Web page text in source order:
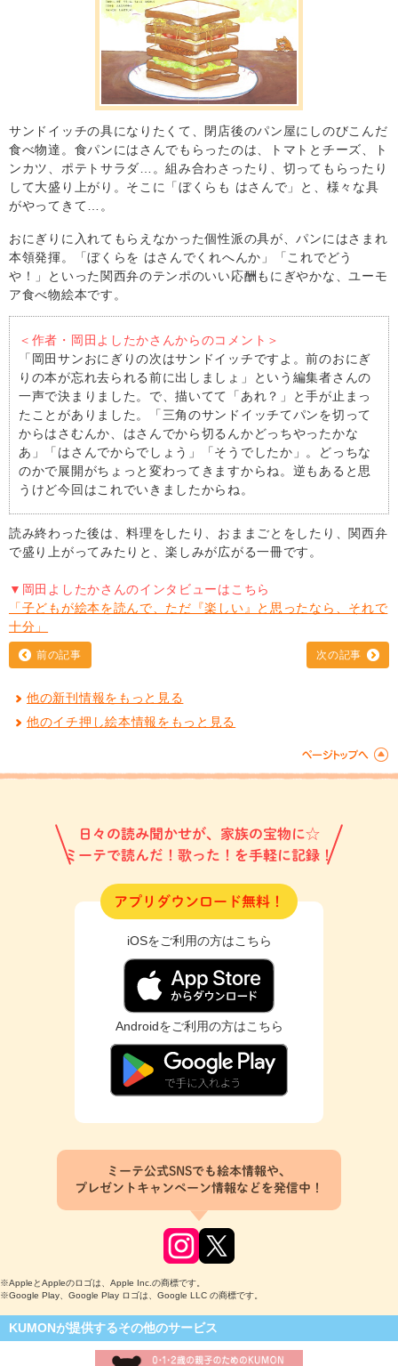
サンドイッチの具になりたくて、閉店後のパン屋にしのびこんだ
食べ物達。食パンにはさんでもらったのは、トマトとチーズ、ト
ンカツ、ポテトサラダ…。組み合わさったり、切ってもらったり
して大盛り上がり。そこに「ぼくらも はさんで」と、様々な具
がやってきて…。
おにぎりに入れてもらえなかった個性派の具が、パンにはさまれ
本領発揮。「ぼくらを はさんでくれへんか」「これでどう
や！」といった関西弁のテンポのいい応酬もにぎやかな、ユーモ
ア食べ物絵本です。
＜作者・岡田よしたかさんからのコメント＞
「岡田サンおにぎりの次はサンドイッチですよ。前のおにぎ
りの本が忘れ去られる前に出しましょ」という編集者さんの
一声で決まりました。で、描いてて「あれ？」と手が止まっ
たことがありました。「三角のサンドイッチてパンを切って
からはさむんか、はさんでから切るんかどっちやったかな
あ」「はさんでからでしょう」「そうでしたか」。どっちな
のかで展開がちょっと変わってきますからね。逆もあると思
うけど今回はこれでいきましたからね。
読み終わった後は、料理をしたり、おままごとをしたり、関西弁
で盛り上がってみたりと、楽しみが広がる一冊です。
▼岡田よしたかさんのインタビューはこちら
「子どもが絵本を読んで、ただ『楽しい』と思ったなら、それで
十分」
前の記事 次の記事
他の新刊情報をもっと見る
他のイチ押し絵本情報をもっと見る
日々の読み聞かせが、家族の宝物に☆
ミーテで読んだ！歌った！を手軽に記録！
アプリダウンロード無料！
iOSをご利用の方はこちら
Androidをご利用の方はこちら
ミーテ公式SNSでも絵本情報や、
プレゼントキャンペーン情報などを発信中！
※AppleとAppleのロゴは、Apple Inc.の商標です。
※Google Play、Google Play ロゴは、Google LLC の商標です。
KUMONが提供するその他のサービス